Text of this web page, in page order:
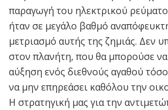
παραγωγή του ηλεκτρικού
ήταν σε μεγάλο βαθμό
μετριασμό αυτής της ζημιάς. Δεν
στον πλανήτη, που θα μπορούσε να
αύξηση ενός διεθνούς αγαθού
να μην επηρεάσει καθόλου την
Η στρατηγική μας για την